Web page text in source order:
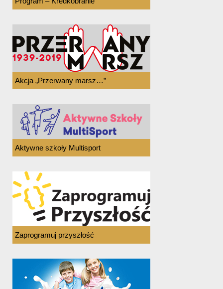
Akcja „Przerwany marsz…”
Aktywne szkoły Multisport
Zaprogramuj przyszłość